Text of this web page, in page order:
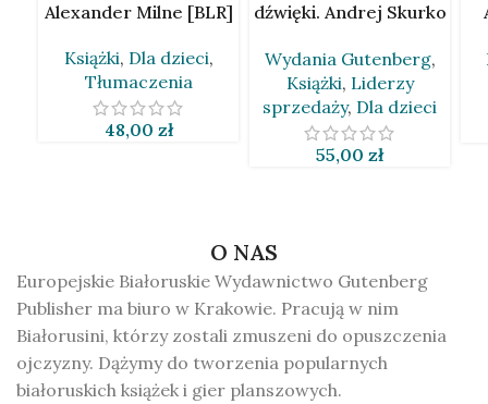
Alexander Milne [BLR]
Książki, Dla dzieci,
Tłumaczenia
48,00 zł
dźwięki. Andrej Skurko
Wydania Gutenberg,
Książki, Liderzy
sprzedaży, Dla dzieci
55,00 zł
O NAS
Europejskie Białoruskie Wydawnictwo Gutenberg
Publisher ma biuro w Krakowie. Pracują w nim
Białorusini, którzy zostali zmuszeni do opuszczenia
ojczyzny. Dążymy do tworzenia popularnych
białoruskich książek i gier planszowych.